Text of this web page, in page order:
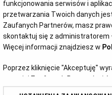
funkcjonowania serwisów i
przetwarzania Twoich danych jest
Zaufanych Partnerów, masz
skontaktuj się z administratorem
Więcej informacji znajdziesz w
Poprzez kliknięcie "Akceptuję"
z o. o. jej Zaufanych Partnerów i
swoje preferencje dot. plików